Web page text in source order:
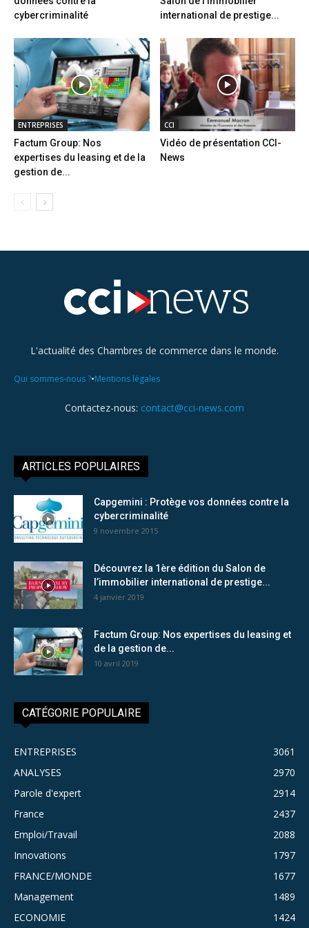
cybercriminalité
international de prestige...
ENTREPRISES
Factum Group: Nos
expertises du leasing et de la
gestion de...
CCI
Vidéo de présentation CCI-
News
L'actualité des Chambres de commerce dans le monde.
Qui sommes-nous ?•Mentions légales
Contactez-nous: contact@cci-news.com
ARTICLES POPULAIRES
Capgemini : Protège vos données contre la
cybercriminalité
9 novembre 2015
Découvrez la 1ère édition du Salon de
l’immobilier international de prestige...
4 janvier 2019
Factum Group: Nos expertises du leasing et
de la gestion de...
10 avril 2019
CATÉGORIE POPULAIRE
ENTREPRISES
3061
ANALYSES
2970
Parole d'expert
2914
France
2437
Emploi/Travail
2088
Innovations
1797
FRANCE/MONDE
1677
Management
1489
ECONOMIE
1424